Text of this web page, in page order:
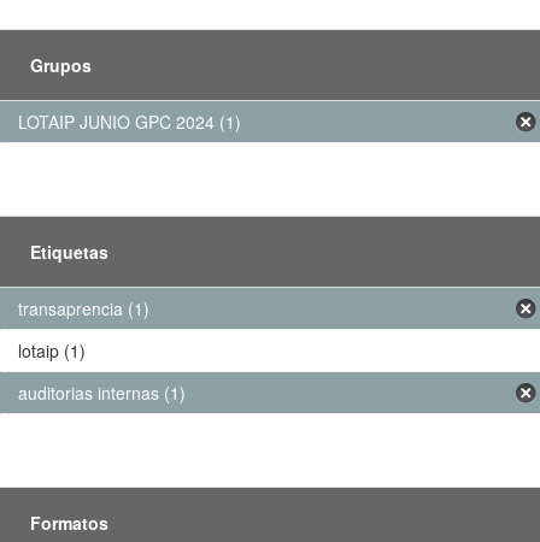
Grupos
LOTAIP JUNIO GPC 2024 (1)
Etiquetas
transaprencia (1)
lotaip (1)
auditorias internas (1)
Formatos